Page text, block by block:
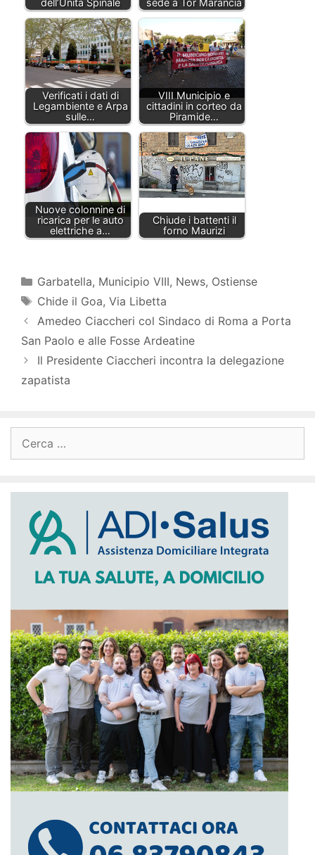
dell’Unità Spinale sede a Tor Marancia
Verificati i dati di
Legambiente e Arpa
sulle…
VIII Municipio e
cittadini in corteo da
Piramide…
Nuove colonnine di
ricarica per le auto
elettriche a…
Chiude i battenti il
forno Maurizi
Categorie
Garbatella, Municipio VIII, News, Ostiense
Tag
Chide il Goa, Via Libetta
Amedeo Ciaccheri col Sindaco di Roma a Porta
San Paolo e alle Fosse Ardeatine
Il Presidente Ciaccheri incontra la delegazione
zapatista
per: